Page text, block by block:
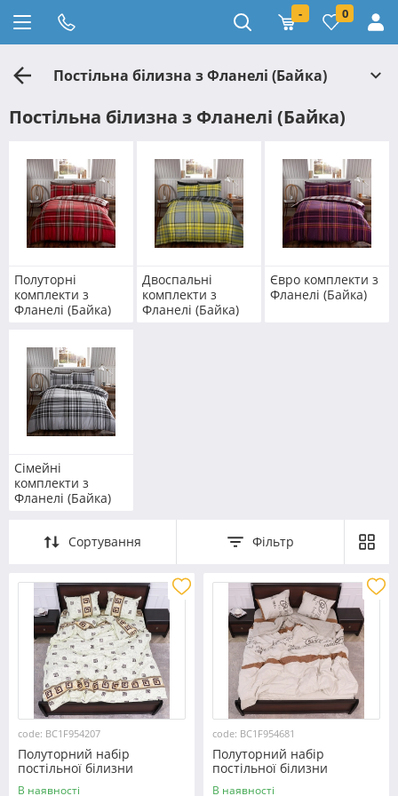
- 0
Постільна білизна з Фланелі (Байка)
Постільна білизна з Фланелі (Байка)
Полуторні
комплекти з
Фланелі (Байка)
Двоспальні
комплекти з
Фланелі (Байка)
Євро комплекти з
Фланелі (Байка)
Сімейні
комплекти з
Фланелі (Байка)
Сортування Фільтр
code: BC1F954207
Полуторний набір
постільної білизни
150*220 з Фланелі
В наявності
code: BC1F954681
Полуторний набір
постільної білизни
150*220 з Фланелі
В наявності